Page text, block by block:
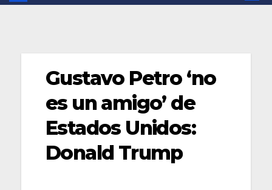
Gustavo Petro ‘no
es un amigo’ de
Estados Unidos:
Donald Trump